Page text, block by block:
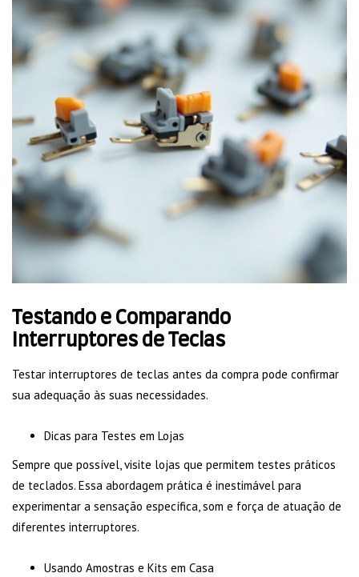
Testando e Comparando
Interruptores de Teclas
Testar interruptores de teclas antes da compra pode confirmar
sua adequação às suas necessidades.
Dicas para Testes em Lojas
Sempre que possível, visite lojas que permitem testes práticos
de teclados. Essa abordagem prática é inestimável para
experimentar a sensação específica, som e força de atuação de
diferentes interruptores.
Usando Amostras e Kits em Casa